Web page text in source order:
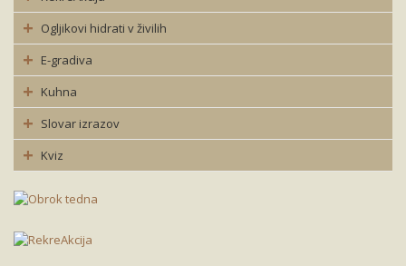
Ogljikovi hidrati v živilih
E-gradiva
Kuhna
Slovar izrazov
Kviz